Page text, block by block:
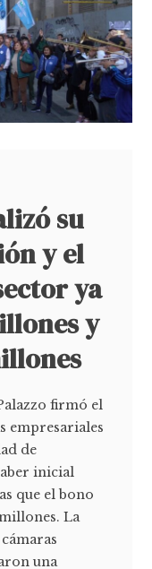
su
y el
ya
y
firmó el
empresariales
de
inicial
que el bono
La
una